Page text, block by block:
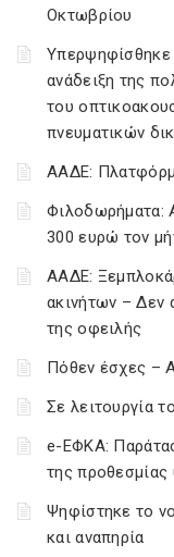
Οκτωβρίου
Υπερψηφίσθηκε
ανάδειξη της
του
πνευματικών
ΑΑΔΕ:
Φιλοδωρήματα:
300 ευρώ τον
ΑΑΔΕ:
ακινήτων – Δεν
της οφειλής
Πόθεν έσχες –
Σε λειτουργία
e-ΕΦΚΑ:
της
Ψηφίστηκε το
και αναπηρία